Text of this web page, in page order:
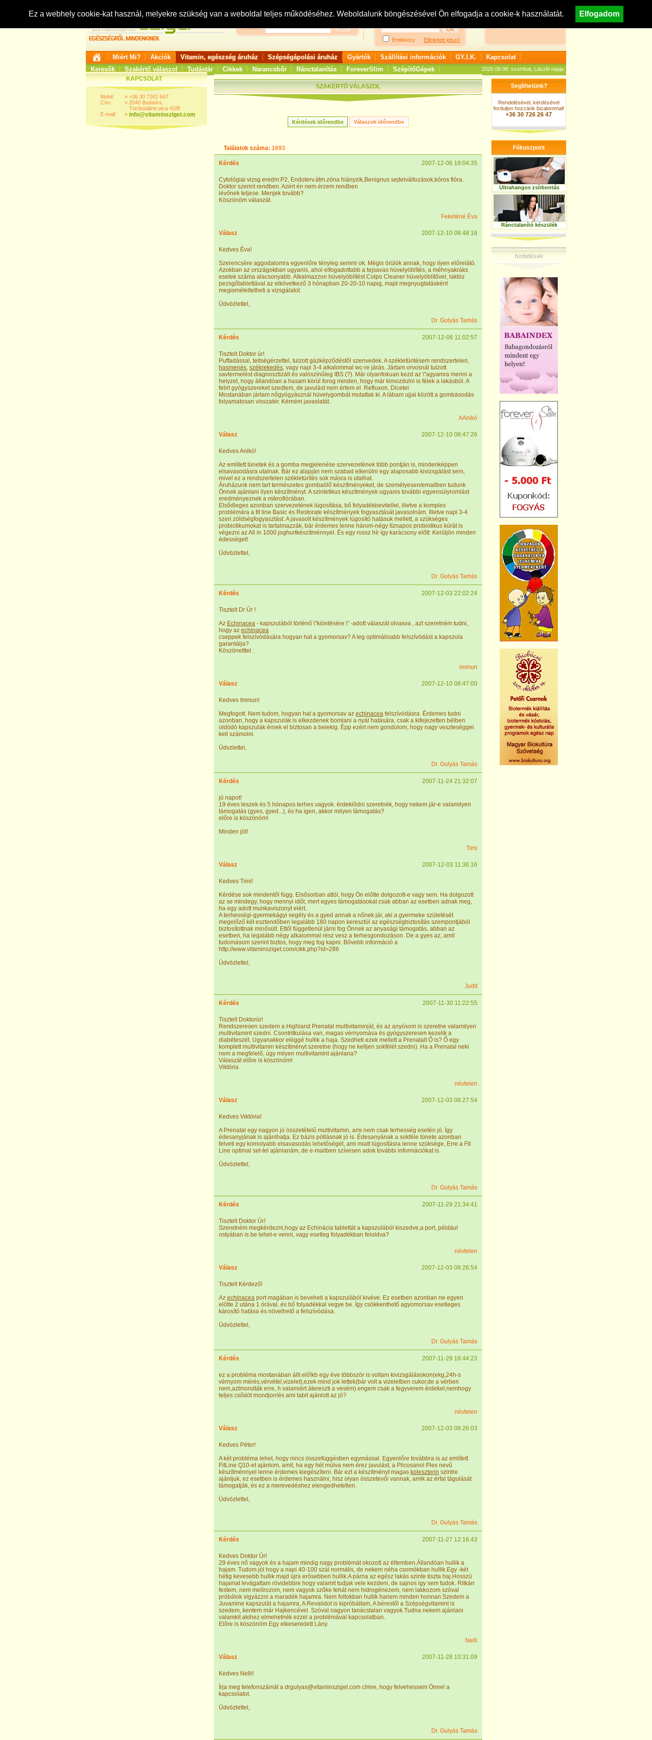
Ez a webhely cookie-kat használ, melyekre szükség van a weboldal teljes működéséhez. Weboldalunk böngészésével Ön elfogadja a cookie-k használatát. Elfogadom
Keresés:
Bejelentkezés: Regisztráció
Emlékezz Elfelejtett jelszó
Nézzen körül áruházunkban!
Miért Mi? Akciók Vitamin, egészség áruház Szépségápolási áruház Gyártók Szállítási információk GY.I.K.
Kapcsolat
Keresők
Szakértő válaszol Tudástár Cikkek Narancsbőr Ránctalanítás ForeverSlim SzépítőGépek 2026.08.08. szombat, László napja
KAPCSOLAT
Mobil:
Cím:
E-mail:
»
»
»
+36 30 7262 647
2040 Budaörs,
Törökbálinti utca 42/B
info@vitaminsziget.com
SZAKÉRTŐ VÁLASZOL
Találatok száma: 1693
Kérdés 2007-12-06 18:04:35
Cytológiai vizsg.eredm:P2, Endoterv.átm.zóna hiányzik,Benignus sejtelváltozások,kóros flóra.
Doktor szerint rendben. Azért én nem érzem rendben
lévőnek teljese. Menjek tovább?
Köszönöm válaszát.
Feketéné Éva
Válasz 2007-12-10 08:48:18
Kedves Éva!
Szerencsére aggodalomra egyenlőre tényleg semmi ok. Mégis örülök annak, hogy ilyen előrelátó.
Azokban az országokban ugyanis, ahol elfogadottabb a tejsavas hüvelyöblítés, a méhnyakráks
esetek száma alacsonyabb. Alkalmazzon hüvelyöblítést Colpo Cleaner hüvelyöblítővel, laktóz
pezsgőtablettával az elkövetkező 3 hónapban 20-20-10 napig, majd megnyugtatásként
megismételtetheti a vizsgálatot.
Üdvözlettel,
Dr. Gulyás Tamás
Kérdés 2007-12-06 11:02:57
Tisztelt Doktor úr!
Puffadással, teltségérzettel, tulzott gázképződéstől szenvedek. A székletüritésem rendszertelen,
hasmenés, székrekedés, vagy napi 3-4 alkalommal wc-re járás. Jártam orvosnál tulzott
savtermelést diagnosztizált és valószínűleg IBS (?). Már olyanfokuan kezd az \"agyamra menni a
helyzet, hogy állandóan a hasam körül forog minden, hogy már kimozdulni is félek a lakásból. A
felirt gyógyszereket szedtem, de javulást nem értem el. Refluxon, Dicetel
Mostanában jártam nőgyógyásznál hüvelygombát mutattak ki. A lábam ujjai között a gombásodás
folyamatosan visszatér. Kérném javaslatát.
AAnikó
Válasz 2007-12-10 08:47:26
Kedves Anikó!
Az említett tünetek és a gomba megjelenése szervezetének több pontján is, mindenképpen
elsavasodásra utalnak. Bár ez alapján nem szabad elkerülni egy alaposabb kivizsgálást sem,
mivel ez a rendszertelen székletürítés sok másra is utalhat.
Áruházunk nem tart természetes gombaölő készítményeket, de személyesen/emailben tudunk
Önnek ajánlani ilyen készítményt. A szintetikus készítmények ugyanis további egyensúlyromlást
eredményeznek a mikroflórában.
Elsődleges azonban szervezetének lúgosítása, bő folyadékbevitellel, illetve a komplex
problémára a fit line Basic és Restorate készítmények fogyasztását javasolnám. Illetve napi 3-4
szeri zöldségfogyasztást. A javasolt készítmények lúgosító hatásuk mellett, a szükséges
probiotikumokat is tartalmazzák, bár érdemes lenne három-négy tíznapos probiotikus kúrát is
végezni az All in 1000 joghurtkészítménnyel. És egy rossz hír így karácsony előtt: Kerüljön minden
édességet!
Üdvözlettel,
Dr. Gulyás Tamás
Kérdés 2007-12-03 22:02:24
Tisztelt Dr Úr !
Az Echinacea - kapszulából történő \"kiöntésére \" -adott válaszát olvasva , azt szeretném tudni,
hogy az echinacea
cseppek felszívódására hogyan hat a gyomorsav? A leg optimálisabb felszívódást a kapszula
garantálja?
Köszönetttel :
immun
Válasz 2007-12-10 08:47:00
Kedves Immun!
Megfogott. Nem tudom, hogyan hat a gyomorsav az echinacea felszívódásra. Érdemes tudni
azonban, hogy a kapszulák is elkezdenek bomlani a nyál hatására, csak a kifejezetten bélben
oldódó kapszulák érnek el biztosan a belekig. Épp ezért nem gondolom, hogy nagy veszteséggel
kell számolni.
Üdvzlettel,
Dr. Gulyás Tamás
Kérdés 2007-11-24 21:32:07
jó napot!
19 éves leszek és 5 hónapos terhes vagyok. érdeklődni szeretnék, hogy nekem jár-e valamilyen
támogatás (gyes, gyed...), és ha igen, akkor milyen támogatás?
előre is köszönöm!
Minden jót!
Timi
Válasz 2007-12-03 11:36:16
Kedves Timi!
Kérdése sok mindentől függ. Elsősorban attól, hogy Ön előtte dolgozott-e vagy sem. Ha dolgozott
az se mindegy, hogy mennyi időt, mert egyes támogatásokat csak abban az esetben adnak meg,
ha egy adott munkaviszonyt elért.
A terhességi-gyermekágyi segély és a gyed annak a nőnek jár, aki a gyermeke születését
megelőző két esztendőben legalább 180 napon keresztül az egészségbiztosítás szempontjából
biztosítottnak minősült. Ettől függetlenül járni fog Önnek az anyasági támogatás, abban az
esetben, ha legalább négy alkalommal rész vesz a terhesgondozáson. De a gyes az, amit
tudomásom szerint biztos, hogy meg fog kapni. Bővebb információ a
http://www.vitaminsziget.com/cikk.php?id=286
Üdvözlettel,
Judit
Kérdés 2007-11-30 11:22:55
Tisztelt Doktorúr!
Rendszeresen szedem a Highland Prenatal multivitaminját, és az anyósom is szeretne valamilyen
multivitamint szedni. Csontritkulása van, magas vérnyomása és gyógyszeresen kezelik a
diabéteszét. Ugyanakkor eléggé hullik a haja. Szedheti ezek mellett a Prenatalt Ő is? Ő egy
komplett multivitamin készítményt szeretne (hogy ne kelljen sokfélét szedni). Ha a Prenatal neki
nem a megfelelő, úgy milyen multivitamint ajánlana?
Válaszát előre is köszönöm!
Viktória
névtelen
Válasz 2007-12-03 08:27:54
Kedves Viktória!
A Prenatal egy nagyon jó összetételű multivitamin, ami nem csak terhesség esetén jó. Így
édesanyjának is ajánlhatja. Ez bázis pótlásnak jó is. Édesanyának a sokféle tünete azonban
felveti egy komolyabb elsavasodás lehetőségét, ami miatt lúgosításra lenne szüksége, Erre a Fit
Line optimal set-tel ajánlanám, de e-mailben szívesen adok további információkat is.
Üdvözlettel,
Dr. Gulyás Tamás
Kérdés 2007-11-29 21:34:41
Tisztelt Doktor Úr!
Szeretném megkérdezni,hogy az Echinácia tablettát a kapszulából kiszedve,a port, például
ostyában is be lehet-e venni, vagy esetleg folyadékban feloldva?
névtelen
Válasz 2007-12-03 08:26:54
Tisztelt Kérdező!
Az echinacea port magában is beveheti a kapszulából kivéve. Ez esetben azonban ne egyen
előtte 2 utána 1 órával, és bő folyadékkal vegye be. Így csökkenthető agyomorsav esetleges
károsító hatása és növelhető a felszívódása.
Üdvözlettel,
Dr. Gulyás Tamás
Kérdés 2007-11-29 16:44:23
ez a probléma mostanában állt elő!kb egy éve többször is voltam kivizsgálásokon(ekg,24h-s
vérnyom mérés,vérvétel,vizelet),ezek mind jok lettek(bár volt a vizeletben cukor,de a vérben
nem,aztmondták erre, h valamiért átereszti a vesém).engem csak a fegyverem érdekel,nemhogy
teljes csődöt mondjon!és ami tabit ajánlott az jó?
névtelen
Válasz 2007-12-03 08:26:03
Kedves Péter!
A két probléma lehet, hogy nincs összefüggésben egymással. Egyenlőre továbbra is az említett
FitLine Q10-et ajánlom, amit, ha egy hét múlva nem érez javulást, a Plicosanol Plex nevű
készítménnyel lenne érdemes kiegészíteni. Bár ezt a készítményt magas koleszterin szintre
ajánljuk, ez esetben is érdemes használni, hisz olyan összetevői vannak, amik az érfal tágulását
támogatják, és ez a merevedéshez elengedhetetlen.
Üdvözlettel,
Dr. Gulyás Tamás
Kérdés 2007-11-27 12:16:43
Kedves Doktor Úr!
29 éves nő vagyok és a hajam mindig nagy problémát okozott az éltemben.Állandóan hullik a
hajam. Tudom jól hogy a napi 40-100 szál normális, de nekem néha csomókban hullik.Egy -két
hétig kevesebb hullik majd újra erősebben hullik.A párna az egész lakás szinte tiszta haj.Hosszú
hajamat levágattam rövidebbre hogy valamit tudjak vele kezdeni, de sajnos igy sem tudok. Ritkán
festem, nem melírozom, nem vagyok szőke tehát nem hidrogénezem, nem lakkozom szóval
próbálok vigyázzni a maradék hajamra. Nem foltokban hullik hanem minden honnan.Szedem a
Juvamine kapszulát a hajamra, A Revalidot is kipróbáltam, A bérestől a Szépségvitamint is
szedem, kentem már Hajkencével. Szóval nagyon tanácstalan vagyok.Tudna nekem ajánlani
valamkit akihez elmehetnék ezzel a problémával kapcsolatban.
Előre is köszönöm Egy elkeseredett Lány.
Nelli
Válasz 2007-11-28 10:31:09
Kedves Nelli!
Írja meg telefonszámát a drgulyas@vitaminsziget.com címre, hogy felvehessem Önnel a
kapcsolatot.
Üdvözlettel,
Dr. Gulyás Tamás
Segíthetünk?
Rendelésével, kérdésével
forduljon hozzánk bizalommal!
+36 30 726 26 47
Fókuszpont
Ultrahangos zsírbontás
Ránctalanító készülék